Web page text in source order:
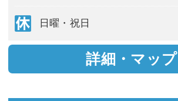
日曜・祝日
詳細・マップ